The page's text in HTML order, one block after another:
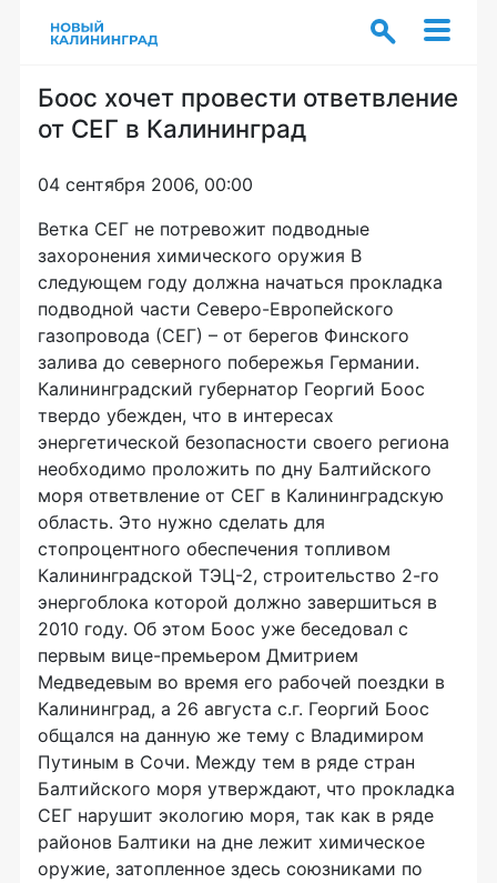
Боос хочет провести ответвление
от СЕГ в Калининград
04 сентября 2006, 00:00
Ветка СЕГ не потревожит подводные
захоронения химического оружия В
следующем году должна начаться прокладка
подводной части Северо-Европейского
газопровода (СЕГ) – от берегов Финского
залива до северного побережья Германии.
Калининградский губернатор Георгий Боос
твердо убежден, что в интересах
энергетической безопасности своего региона
необходимо проложить по дну Балтийского
моря ответвление от СЕГ в Калининградскую
область. Это нужно сделать для
стопроцентного обеспечения топливом
Калининградской ТЭЦ-2, строительство 2-го
энергоблока которой должно завершиться в
2010 году. Об этом Боос уже беседовал с
первым вице-премьером Дмитрием
Медведевым во время его рабочей поездки в
Калининград, а 26 августа с.г. Георгий Боос
общался на данную же тему с Владимиром
Путиным в Сочи. Между тем в ряде стран
Балтийского моря утверждают, что прокладка
СЕГ нарушит экологию моря, так как в ряде
районов Балтики на дне лежит химическое
оружие, затопленное здесь союзниками по